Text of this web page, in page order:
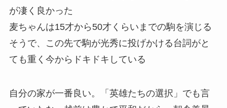
が凄く良かった
麦ちゃんは15才から50才くらいまでの駒を演じる
そうで、この先で駒が光秀に投げかける台詞がと
ても重く今からドキドキしている
自分の家が一番良い。「英雄たちの選択」でも言